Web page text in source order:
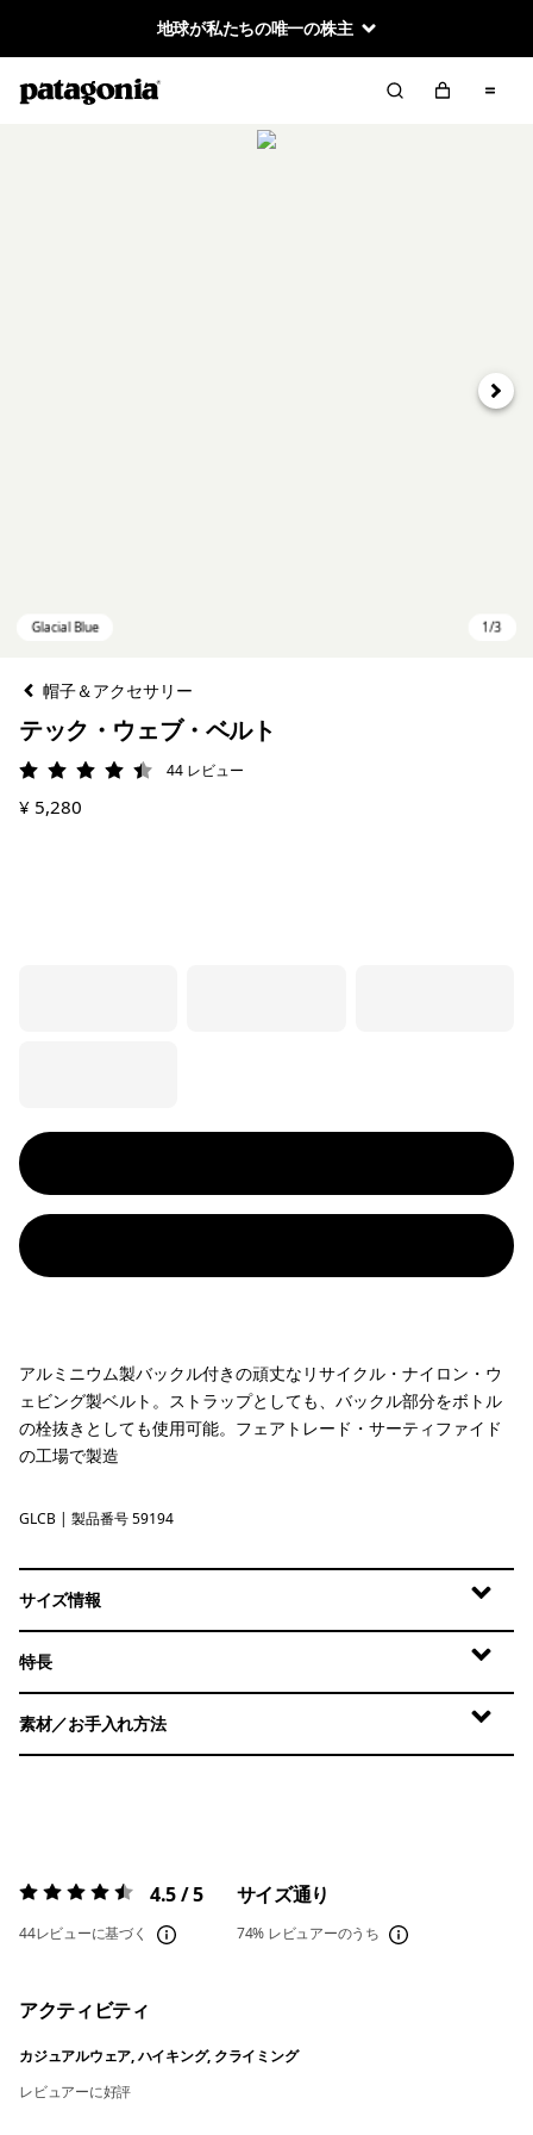
地球が私たちの唯一の株主
次へ
帽子＆アクセサリー
テック・ウェブ・ベルト
評価: 4.5 / 5
44 レビュー
¥ 5,280
アルミニウム製バックル付きの頑丈なリサイクル・ナイロン・ウ
ェビング製ベルト。ストラップとしても、バックル部分をボトル
の栓抜きとしても使用可能。フェアトレード・サーティファイド
の工場で製造
Glacial Blue
GLCB | 製品番号 59194
サイズ情報
特長
素材／お手入れ方法
評価:4.5 / 5 4.5 / 5
44レビューに基づく
サイズ通り
74% レビュアーのうち
アクティビティ
カジュアルウェア, ハイキング, クライミング
レビュアーに好評